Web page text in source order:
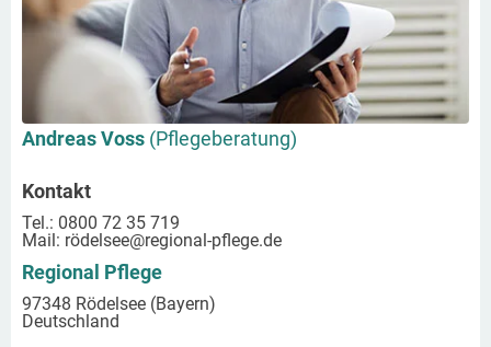
Andreas Voss (Pflegeberatung)
Kontakt
Tel.: 0800 72 35 719
Mail: rödelsee@regional-pflege.de
Regional Pflege
97348 Rödelsee (Bayern)
Deutschland